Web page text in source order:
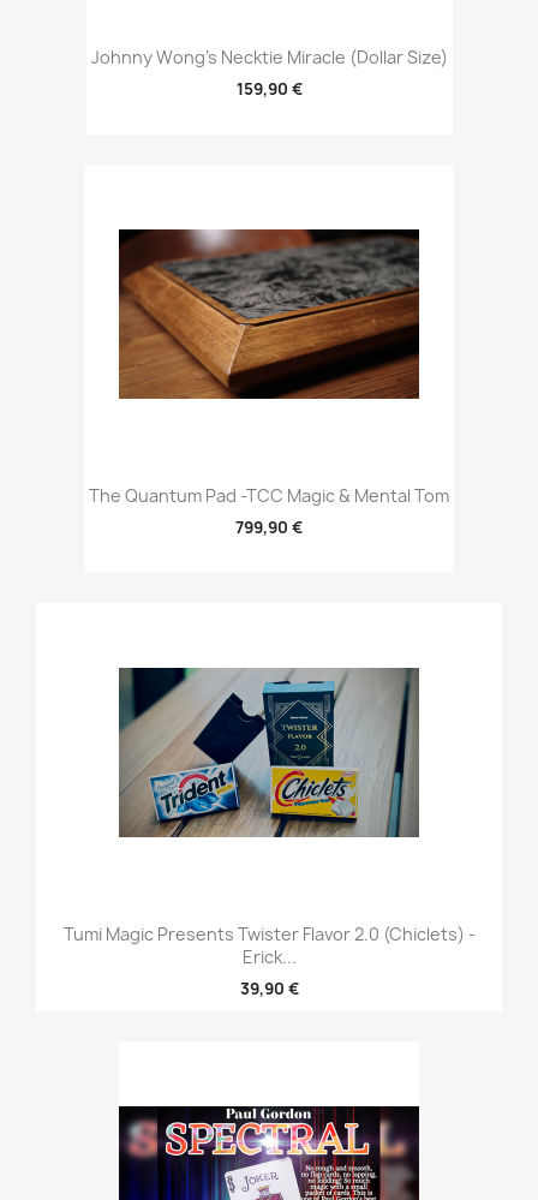
Johnny Wong's Necktie Miracle (Dollar Size)
159,90 €
The Quantum Pad -TCC Magic & Mental Tom
799,90 €
Tumi Magic Presents Twister Flavor 2.0 (Chiclets) -
Erick...
39,90 €